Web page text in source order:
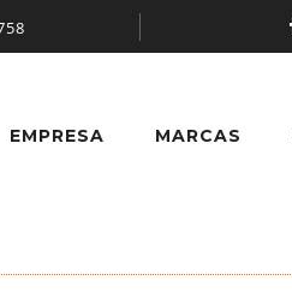
EMPRESA MARCAS